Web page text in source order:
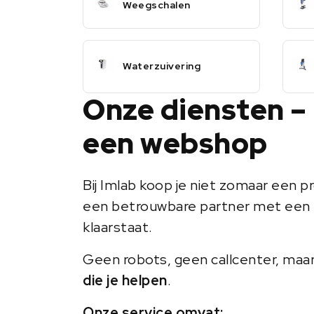
Weegschalen
Waterzuivering
Onze diensten
een webshop
Bij Imlab koop je niet zomaar een
een betrouwbare partner met
klaarstaat.
Geen robots, geen callcenter,
die je helpen.